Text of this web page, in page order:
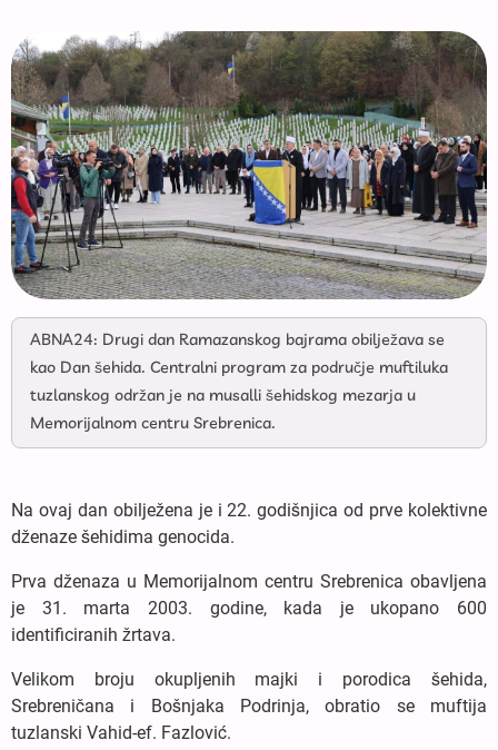
ABNA24: Drugi dan Ramazanskog bajrama obilježava se
kao Dan šehida. Centralni program za područje muftiluka
tuzlanskog održan je na musalli šehidskog mezarja u
Memorijalnom centru Srebrenica.
Na ovaj dan obilježena je i 22. godišnjica od prve kolektivne
dženaze šehidima genocida.
Prva dženaza u Memorijalnom centru Srebrenica obavljena
je 31. marta 2003. godine, kada je ukopano 600
identificiranih žrtava.
Velikom broju okupljenih majki i porodica šehida,
Srebreničana i Bošnjaka Podrinja, obratio se muftija
tuzlanski Vahid-ef. Fazlović.